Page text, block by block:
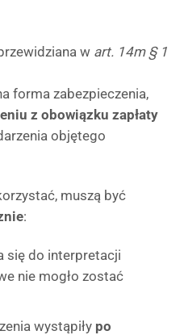
w art. 14m § 1
forma zabezpieczenia,
z obowiązku zapłaty
objętego
muszą być
:
się do interpretacji
nie mogło zostać
wystąpiły po